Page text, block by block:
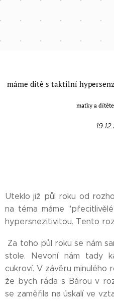
máme dítě s taktilní
matky a
Uteklo již půl roku od
na téma máme
hypersnezitivitou. Tento
Za toho půl roku se nám
stole. Nevoní nám tady
cukroví. V závěru minulého
že bych ráda s Bárou v
se zaměřila na úskalí ve